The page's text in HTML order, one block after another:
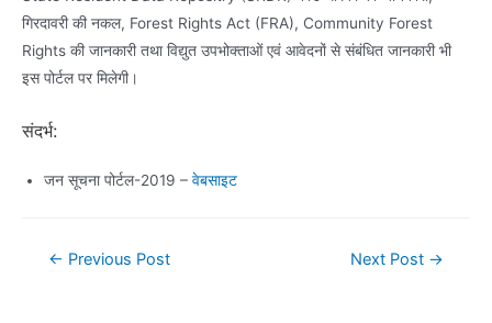
गिरदावरी की नकल, Forest Rights Act (FRA), Community Forest
Rights की जानकारी तथा विद्युत उपभोक्ताओं एवं आवेदनों से संबंधित जानकारी भी
इस पोर्टल पर मिलेगी।
संदर्भ:
जन सूचना पोर्टल-2019 – वेबसाइट
Post← Previous Post Next Post →